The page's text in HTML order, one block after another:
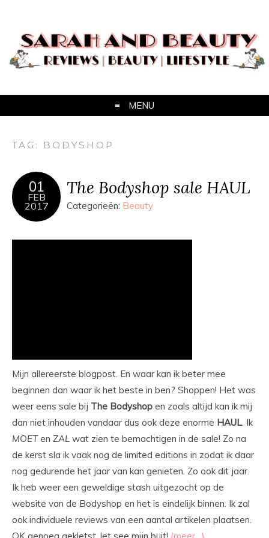
MENU
TAG: BODYSHOP
01
FEB
2017
The Bodyshop sale HAUL
Categorieën: Beauty
Mijn allereerste blogpost. En waar kan ik beter mee
beginnen dan waar ik het beste in ben? Shoppen! Het was
weer eens sale bij The Bodyshop en zoals altijd kan ik mij
dan niet inhouden vandaar dus ook deze enorme HAUL. Ik
MOETen ZAL wat zien te bemachtigen in de sale! Zo na
de kerst sla ik vaak nog de limited editions in zodat ik daar
nog gedurende het jaar van kan genieten. Zo ook dit jaar.
Ik heb weer een geweldige stash uitgezocht op de
website van de Bodyshop en het is eindelijk binnen. Ik zal
ook individuele reviews van een aantal artikelen plaatsen.